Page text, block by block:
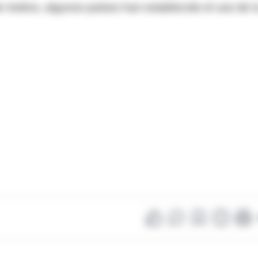
motivo, algunos países han establecido el uso de